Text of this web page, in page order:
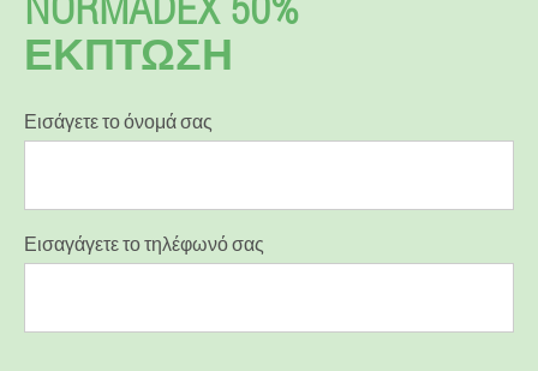
ΕΚΠΤΩΣΗ
Εισάγετε το όνομά σας
Εισαγάγετε το τηλέφωνό σας